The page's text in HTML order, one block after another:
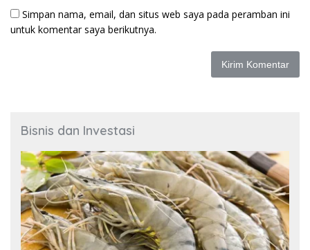
Simpan nama, email, dan situs web saya pada peramban ini
untuk komentar saya berikutnya.
Bisnis dan Investasi